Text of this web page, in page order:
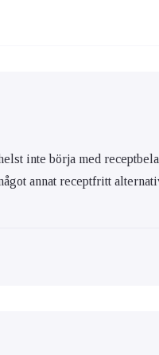
inte börja med
annat receptfritt